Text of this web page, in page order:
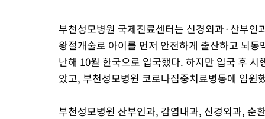
부천성모병원 국제진료센터는 신경외과·산부인
왕절개술로 아이를 먼저 안전하게 출산하고 뇌
난해 10월 한국으로 입국했다. 하지만 입국 후
았고, 부천성모병원 코로나집중치료병동에 입원
부천성모병원 산부인과, 감염내과, 신경외과, 순